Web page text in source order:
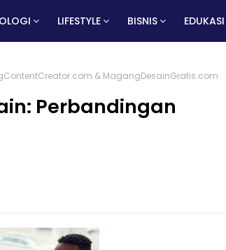
LIFESTYLE BISNIS EDUKASI
& MagangDesainGrafis.com
Perbandingan